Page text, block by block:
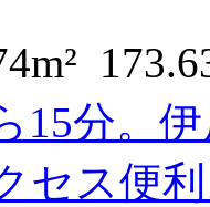
15分。
セス便